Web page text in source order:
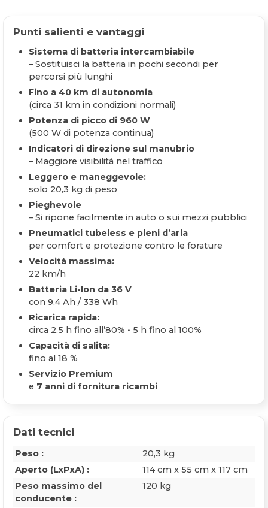
Dati tecnici
Peso :
20,3 kg
Aperto (LxPxA) :
114 cm x 55 cm x 117 cm
Peso massimo del
conducente :
120 kg
Punti salienti e vantaggi
Sistema di batteria intercambiabile
– Sostituisci la batteria in pochi secondi per
percorsi più lunghi
Fino a 40 km di autonomia
(circa 31 km in condizioni normali)
Potenza di picco di 960 W
(500 W di potenza continua)
Indicatori di direzione sul manubrio
– Maggiore visibilità nel traffico
Leggero e maneggevole:
solo 20,3 kg di peso
Pieghevole
– Si ripone facilmente in auto o sui mezzi pubblici
Pneumatici tubeless e pieni d’aria
per comfort e protezione contro le forature
Velocità massima:
22 km/h
Batteria Li-Ion da 36 V
con 9,4 Ah / 338 Wh
Ricarica rapida:
circa 2,5 h fino all’80% • 5 h fino al 100%
Capacità di salita:
fino al 18 %
Servizio Premium
e 7 anni di fornitura ricambi